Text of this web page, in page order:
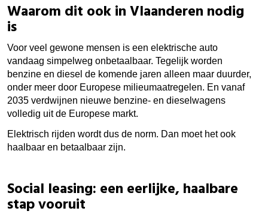
Waarom dit ook in Vlaanderen nodig
is
Voor veel gewone mensen is een elektrische auto
vandaag simpelweg onbetaalbaar. Tegelijk worden
benzine en diesel de komende jaren alleen maar duurder,
onder meer door Europese milieumaatregelen. En vanaf
2035 verdwijnen nieuwe benzine- en dieselwagens
volledig uit de Europese markt.
Elektrisch rijden wordt dus de norm. Dan moet het ook
haalbaar en betaalbaar zijn.
Social leasing: een eerlijke, haalbare
stap vooruit